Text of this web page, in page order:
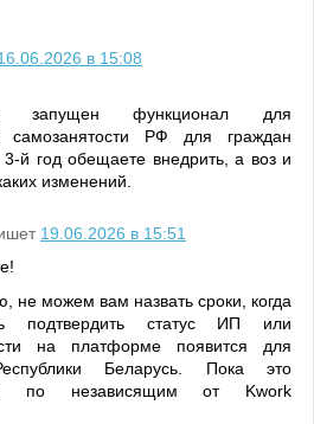
в 15:08
запущен функционал для
самозанятости РФ для граждан
й год обещаете внедрить, а воз и
изменений.
19.06.2026 в 15:51
не можем вам назвать сроки, когда
подтвердить статус ИП или
на платформе появится для
Беларусь. Пока это
по независящим от Kwork